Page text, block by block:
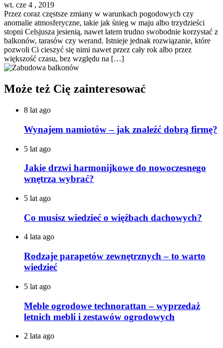
wt. cze 4 , 2019
Przez coraz częstsze zmiany w warunkach pogodowych czy
anomalie atmosferyczne, takie jak śnieg w maju albo trzydzieści
stopni Celsjusza jesienią, nawet latem trudno swobodnie korzystać z
balkonów, tarasów czy werand. Istnieje jednak rozwiązanie, które
pozwoli Ci cieszyć się nimi nawet przez cały rok albo przez
większość czasu, bez względu na […]
Może też Cię zainteresować
8 lat ago
Wynajem namiotów – jak znaleźć dobrą firmę?
5 lat ago
Jakie drzwi harmonijkowe do nowoczesnego
wnętrza wybrać?
5 lat ago
Co musisz wiedzieć o więźbach dachowych?
4 lata ago
Rodzaje parapetów zewnętrznych – to warto
wiedzieć
5 lat ago
Meble ogrodowe technorattan – wyprzedaż
letnich mebli i zestawów ogrodowych
2 lata ago